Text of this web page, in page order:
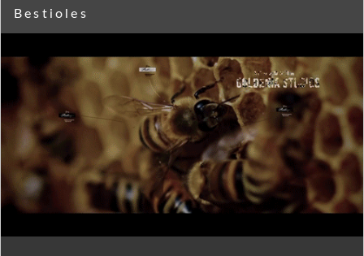
Bestioles